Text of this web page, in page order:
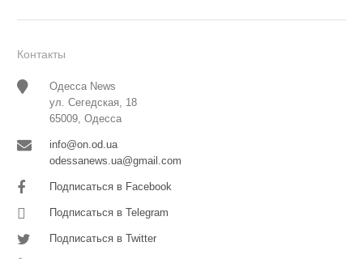
Контакты
Одесса News
ул. Сегедская, 18
65009, Одесса
info@on.od.ua
odessanews.ua@gmail.com
Подписаться в Facebook
Подписаться в Telegram
Подписаться в Twitter